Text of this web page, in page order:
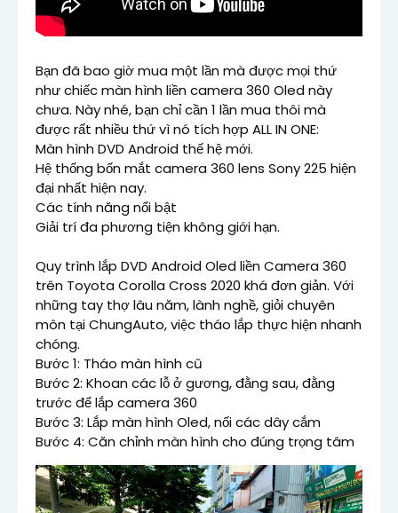
Bạn đã bao giờ mua một lần mà được mọi thứ
như chiếc màn hình liền camera 360 Oled này
chưa. Này nhé, bạn chỉ cần 1 lần mua thôi mà
được rất nhiều thứ vì nó tích hợp ALL IN ONE:
Màn hình DVD Android thế hệ mới.
Hệ thống bốn mắt camera 360 lens Sony 225 hiện
đại nhất hiện nay.
Các tính năng nổi bật
Giải trí đa phương tiện không giới hạn.
Quy trình lắp DVD Android Oled liền Camera 360
trên Toyota Corolla Cross 2020 khá đơn giản. Với
những tay thợ lâu năm, lành nghề, giỏi chuyên
môn tại ChungAuto, việc tháo lắp thực hiện nhanh
chóng.
Bước 1: Tháo màn hình cũ
Bước 2: Khoan các lỗ ở gương, đằng sau, đằng
trước để lắp camera 360
Bước 3: Lắp màn hình Oled, nối các dây cắm
Bước 4: Căn chỉnh màn hình cho đúng trọng tâm